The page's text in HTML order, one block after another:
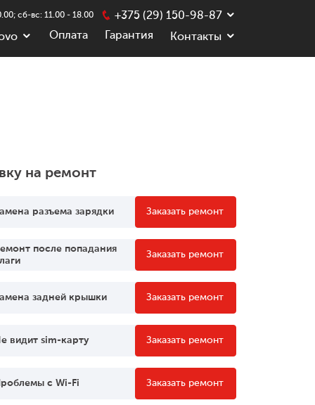
сб-вс: 11.00 - 18.00
+375 (29) 150-98-87
Оплата Гарантия Контакты
на ремонт
разъема зарядки Заказать ремонт
после попадания
Заказать ремонт
задней крышки Заказать ремонт
видит sim-карту Заказать ремонт
c Wi-Fi Заказать ремонт